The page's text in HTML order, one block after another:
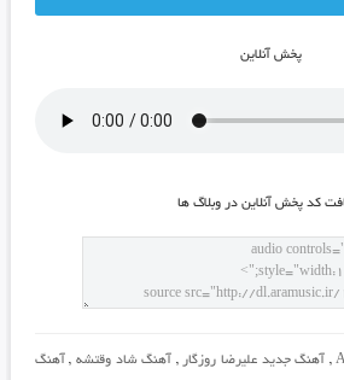
پخش آنلاين
کد پخش آنلاين در وبلاگ ها
, آهنگ جدید علیرضا روزگار , آهنگ شاد وقتشه, آهنگ